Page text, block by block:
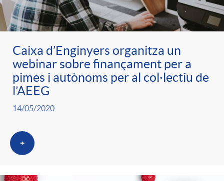
Caixa d’Enginyers organitza un
webinar sobre finançament per a
pimes i autònoms per al col·lectiu de
l’AEEG
14/05/2020
+